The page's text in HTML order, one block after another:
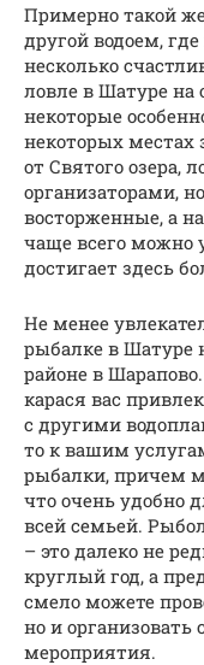
Примерно такой
другой водоем,
несколько
ловле в Шатуре на
некоторые
некоторых местах
от Святого озера,
организаторами,
восторженные, а
чаще всего можно
достигает здесь
Не менее
рыбалке в Шатуре
районе в
карася вас
с другими
то к вашим
рыбалки, причем
что очень удобно
всей семьей.
– это далеко не
круглый год, а
смело можете
но и организовать
мероприятия.